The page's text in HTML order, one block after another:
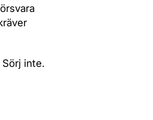
inte.